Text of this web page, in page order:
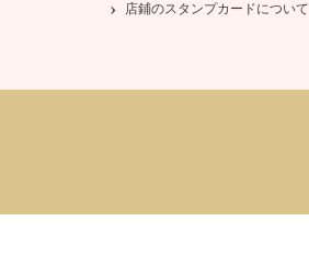
店鋪のスタンプカードについて